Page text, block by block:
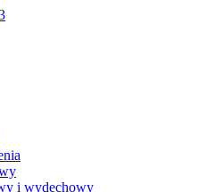
i wydechowy